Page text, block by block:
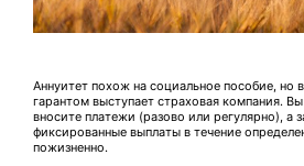
Аннуитет похож на социальное пособие, но
гарантом выступает страховая компания.
вносите платежи (разово или регулярно), а
фиксированные выплаты в течение
пожизненно.